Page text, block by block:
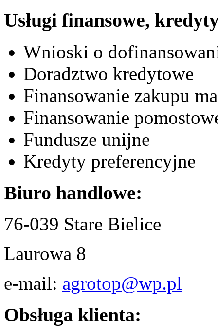
Usługi finansowe,
Wnioski o
Doradztwo kredytowe
Finansowanie zakupu
Finansowanie
Fundusze unijne
Kredyty preferencyjne
Biuro handlowe:
76-039 Stare Bielice
Laurowa 8
e-mail: agrotop@wp.pl
Obsługa klienta: